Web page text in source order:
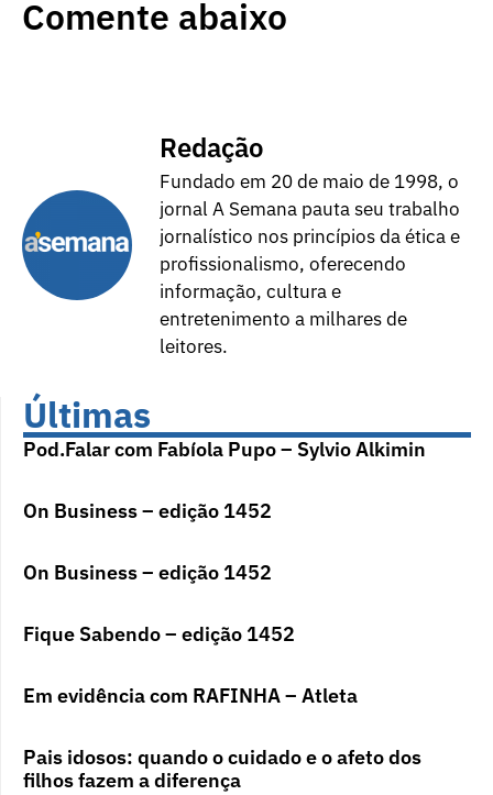
Comente abaixo
Redação
Fundado em 20 de maio de 1998, o
jornal A Semana pauta seu trabalho
jornalístico nos princípios da ética e
profissionalismo, oferecendo
informação, cultura e
entretenimento a milhares de
leitores.
Últimas
Pod.Falar com Fabíola Pupo – Sylvio Alkimin
On Business – edição 1452
On Business – edição 1452
Fique Sabendo – edição 1452
Em evidência com RAFINHA – Atleta
Pais idosos: quando o cuidado e o afeto dos
filhos fazem a diferença